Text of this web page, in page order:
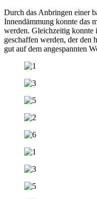
Durch das Anbringen einer
Innendämmung konnte das
werden. Gleichzeitig konnte
geschaffen werden, der den
gut auf dem angespannten